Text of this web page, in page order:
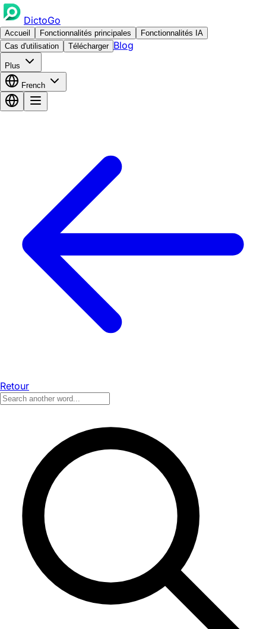
DictoGo
Accueil Fonctionnalités principales
Fonctionnalités IA
Cas d'utilisation
Télécharger Blog
Plus
French
Retour